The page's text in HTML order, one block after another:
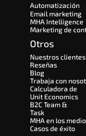
Automatización
Email marketing
MHA Intelligence
Marketing de
Otros
Nuestros clientes
Reseñas
Blog
Trabaja con
Calculadora de
Unit Economics
B2C Team &
Task
MHA en los
Casos de éxito